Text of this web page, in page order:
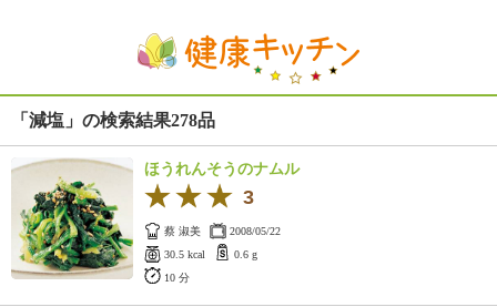
見
つ
N
H
K
エ
「減塩」の検索結果278品
ほうれんそうのナムル
3
蔡 淑美
2008/05/22
30.5 kcal
0.6 g
10 分